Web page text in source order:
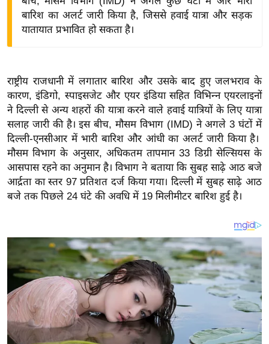
शे
ष
ज्ञ
रा
य
ब
ज
ट
क्रि
ट
I
P
L
2
बारिश का अलर्ट जारी किया है, जिससे हवाई यात्रा और सड़क
यातायात प्रभावित हो सकता है।
राष्ट्रीय राजधानी में लगातार बारिश और उसके बाद हुए जलभराव के
कारण, इंडिगो, स्पाइसजेट और एयर इंडिया सहित विभिन्न एयरलाइनों
ने दिल्ली से अन्य शहरों की यात्रा करने वाले हवाई यात्रियों के लिए यात्रा
सलाह जारी की है। इस बीच, मौसम विभाग (IMD) ने अगले 3 घंटों में
दिल्ली-एनसीआर में भारी बारिश और आंधी का अलर्ट जारी किया है।
मौसम विभाग के अनुसार, अधिकतम तापमान 33 डिग्री सेल्सियस के
आसपास रहने का अनुमान है। विभाग ने बताया कि सुबह साढ़े आठ बजे
आर्द्रता का स्तर 97 प्रतिशत दर्ज किया गया। दिल्ली में सुबह साढ़े आठ
बजे तक पिछले 24 घंटे की अवधि में 19 मिलीमीटर बारिश हुई है।